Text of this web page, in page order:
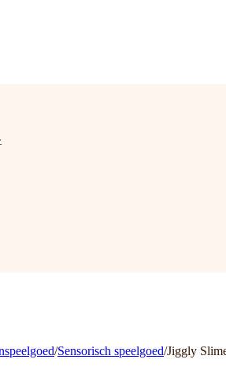
/Sensorisch speelgoed/Jiggly